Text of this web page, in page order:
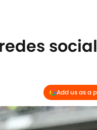
Add us as a